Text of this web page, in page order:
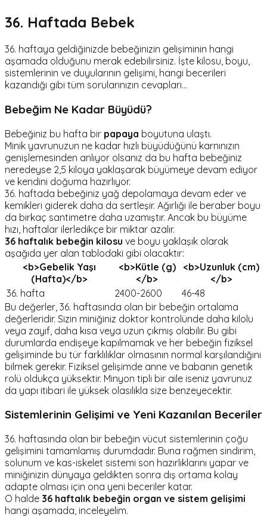
36. Haftada Bebek
36. haftaya geldiğinizde bebeğinizin gelişiminin hangi
aşamada olduğunu merak edebilirsiniz. İşte kilosu, boyu,
sistemlerinin ve duyularının gelişimi, hangi becerileri
kazandığı gibi tüm sorularınızın cevapları…
Bebeğim Ne Kadar Büyüdü?
Bebeğiniz bu hafta bir papaya boyutuna ulaştı.
Minik yavrunuzun ne kadar hızlı büyüdüğünü karnınızın
genişlemesinden anlıyor olsanız da bu hafta bebeğiniz
neredeyse 2,5 kiloya yaklaşarak büyümeye devam ediyor
ve kendini doğuma hazırlıyor.
36. haftada bebeğiniz yağ depolamaya devam eder ve
kemikleri giderek daha da sertleşir. Ağırlığı ile beraber boyu
da birkaç santimetre daha uzamıştır. Ancak bu büyüme
hızı, haftalar ilerledikçe bir miktar azalır.
36 haftalık bebeğin kilosu ve boyu yaklaşık olarak
aşağıda yer alan tablodaki gibi olacaktır:
<b>Gebelik Yaşı
(Hafta)</b>
<b>Kütle (g)
</b>
<b>Uzunluk (cm)
</b>
36. hafta
2400-2600
46-48
Bu değerler, 36. haftasında olan bir bebeğin ortalama
değerleridir. Sizin miniğiniz doktor kontrolünde daha kilolu
veya zayıf, daha kısa veya uzun çıkmış olabilir. Bu gibi
durumlarda endişeye kapılmamak ve her bebeğin fiziksel
gelişiminde bu tür farklılıklar olmasının normal karşılandığını
bilmek gerekir. Fiziksel gelişimde anne ve babanın genetik
rolü oldukça yüksektir. Minyon tipli bir aile iseniz yavrunuz
da yapı itibari ile yüksek olasılıkla size benzeyecektir.
Sistemlerinin Gelişimi ve Yeni Kazanılan Beceriler
36. haftasında olan bir bebeğin vücut sistemlerinin çoğu
gelişimini tamamlamış durumdadır. Buna rağmen sindirim,
solunum ve kas-iskelet sistemi son hazırlıklarını yapar ve
miniğinizin dünyaya geldikten sonra dış ortama kolay
adapte olması için ona yeni beceriler katar.
O halde 36 haftalık bebeğin organ ve sistem gelişimi
hangi aşamada, inceleyelim.